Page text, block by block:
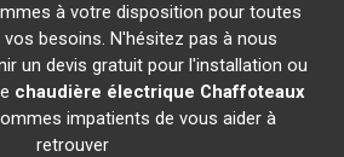
à votre disposition pour toutes
besoins. N'hésitez pas à nous
un devis gratuit pour l'installation ou
chaudière électrique Chaffoteaux
impatients de vous aider à
retrouver